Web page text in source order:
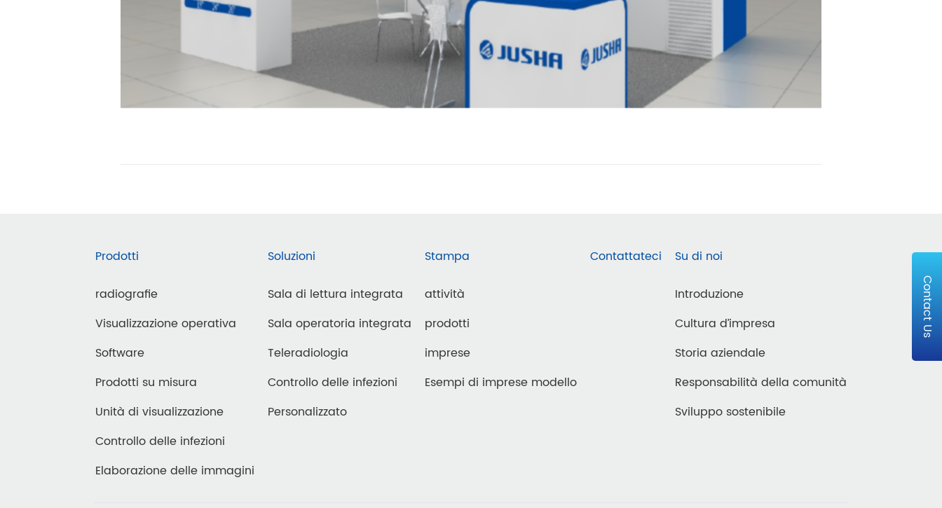
Contact Us
Prodotti
radiografie
Visualizzazione operativa
Software
Prodotti su misura
Unità di visualizzazione
Controllo delle infezioni
Elaborazione delle immagini
Soluzioni
Sala di lettura integrata
Sala operatoria integrata
Teleradiologia
Controllo delle infezioni
Personalizzato
Stampa
attività
prodotti
imprese
Esempi di imprese modello
Contattateci Su di noi
Introduzione
Cultura d’impresa
Storia aziendale
Responsabilità della comunità
Sviluppo sostenibile